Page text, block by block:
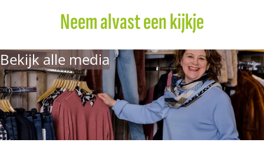
n
Neem alvast een kijkje
Bekijk alle media